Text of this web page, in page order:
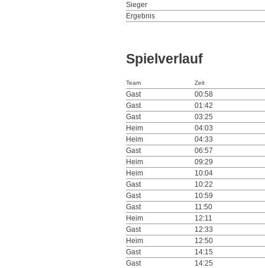
Sieger
Ergebnis
Spielverlauf
Team Zeit
Gast
00:58
Gast
01:42
Gast
03:25
Heim
04:03
Heim
04:33
Gast
06:57
Heim
09:29
Heim
10:04
Gast
10:22
Gast
10:59
Gast
11:50
Heim
12:11
Gast
12:33
Heim
12:50
Gast
14:15
Gast
14:25